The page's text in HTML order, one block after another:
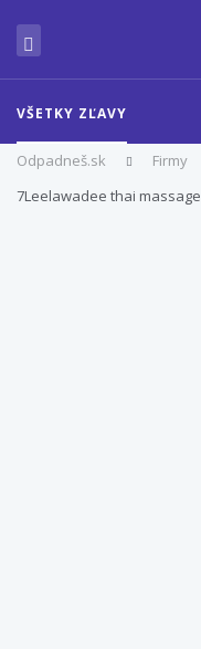
VŠETKY ZĽAVY
Odpadneš.sk Firmy
7Leelawadee thai massage